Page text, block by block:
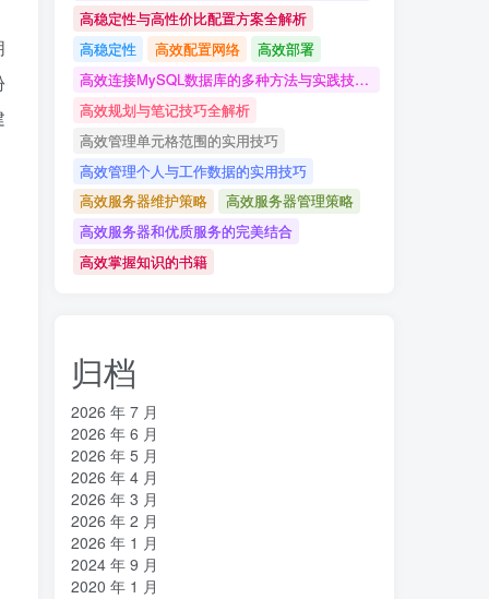
高稳定性与高性价比配置方案全解析
高稳定性
高效配置网络
高效部署
高效连接MySQL数据库的多种方法与实践技巧详解
高效规划与笔记技巧全解析
高效管理单元格范围的实用技巧
高效管理个人与工作数据的实用技巧
高效服务器维护策略
高效服务器管理策略
高效服务器和优质服务的完美结合
高效掌握知识的书籍
归档
2026 年 7 月
2026 年 6 月
2026 年 5 月
2026 年 4 月
2026 年 3 月
2026 年 2 月
2026 年 1 月
2024 年 9 月
2020 年 1 月